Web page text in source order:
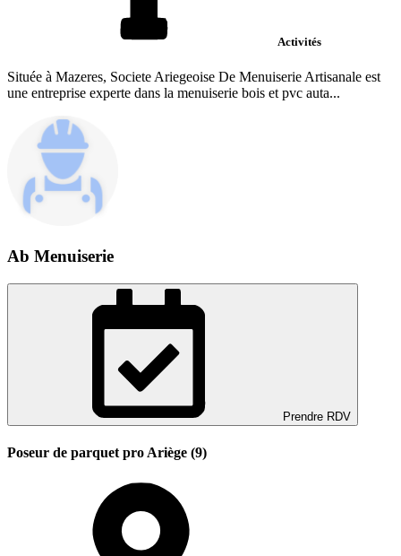
Activités
Située à Mazeres, Societe Ariegeoise De Menuiserie Artisanale est
une entreprise experte dans la menuiserie bois et pvc auta...
Ab Menuiserie
Prendre RDV
Poseur de parquet pro Ariège (9)